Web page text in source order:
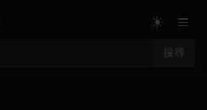
搜尋
☀ ≡